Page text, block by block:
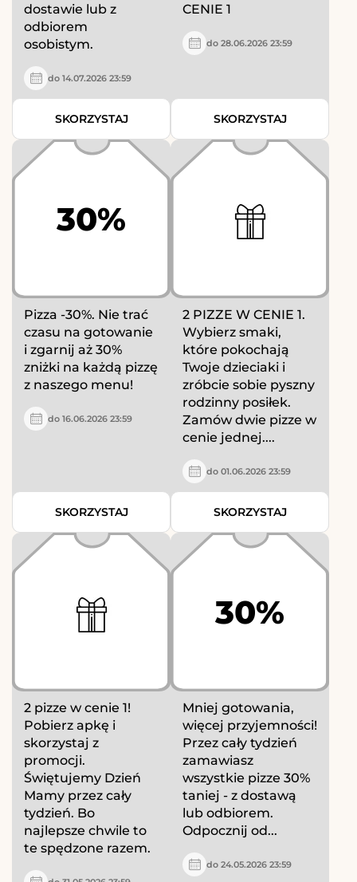
dostawie lub z
odbiorem
osobistym.
do 14.07.2026 23:59
SKORZYSTAJ
CENIE 1
do 28.06.2026 23:59
SKORZYSTAJ
30%
Pizza -30%. Nie trać
czasu na gotowanie
i zgarnij aż 30%
zniżki na każdą pizzę
z naszego menu!
do 16.06.2026 23:59
SKORZYSTAJ
2 PIZZE W CENIE 1.
Wybierz smaki,
które pokochają
Twoje dzieciaki i
zróbcie sobie pyszny
rodzinny posiłek.
Zamów dwie pizze w
cenie jednej....
do 01.06.2026 23:59
SKORZYSTAJ
2 pizze w cenie 1!
Pobierz apkę i
skorzystaj z
promocji.
Świętujemy Dzień
Mamy przez cały
tydzień. Bo
najlepsze chwile to
te spędzone razem.
30%
Mniej gotowania,
więcej przyjemności!
Przez cały tydzień
zamawiasz
wszystkie pizze 30%
taniej - z dostawą
lub odbiorem.
Odpocznij od...
do 24.05.2026 23:59